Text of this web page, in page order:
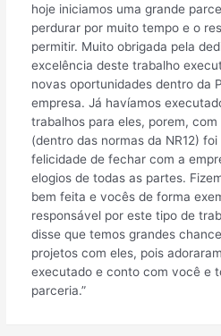
hoje iniciamos uma grande
perdurar por muito tempo e o
permitir. Muito obrigada pela
excelência deste trabalho
novas oportunidades dentro da
empresa. Já havíamos
trabalhos para eles, porem,
(dentro das normas da NR12)
felicidade de fechar com a
elogios de todas as partes.
bem feita e vocês de forma
responsável por este tipo de
disse que temos grandes
projetos com eles, pois
executado e conto com você e
parceria.”